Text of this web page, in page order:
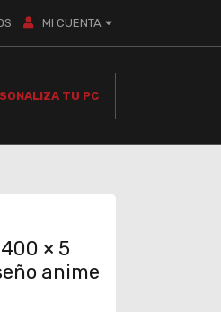
MI CUENTA
TU PC
× 5
anime